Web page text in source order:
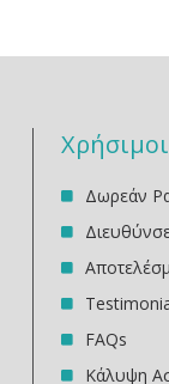
Δωρεάν
FAQs
Κάλυψη